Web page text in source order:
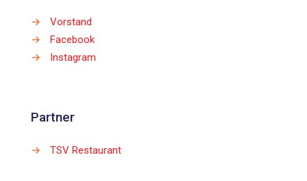
→
Vorstand
→
Facebook
→
Instagram
Partner
→ TSV Restaurant